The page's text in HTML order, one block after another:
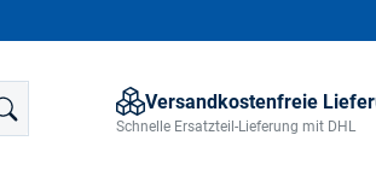
Versandkostenfreie
Schnelle Ersatzteil-Lieferung mit DHL